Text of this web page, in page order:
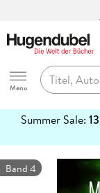
Hugendubel
Menu
Summer Sale:
erfahren
Band 4